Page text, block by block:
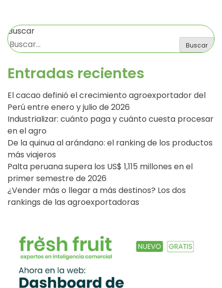
Buscar
Buscar
Entradas recientes
El cacao definió el crecimiento agroexportador del
Perú entre enero y julio de 2026
Industrializar: cuánto paga y cuánto cuesta procesar
en el agro
De la quinua al arándano: el ranking de los productos
más viajeros
Palta peruana supera los US$ 1,115 millones en el
primer semestre de 2026
¿Vender más o llegar a más destinos? Los dos
rankings de las agroexportadoras